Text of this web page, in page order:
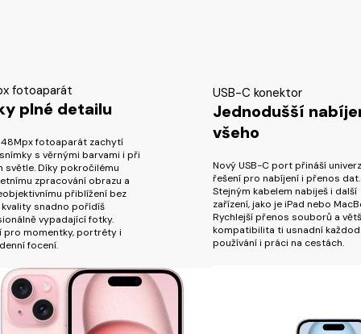
fotoaparát
plné detailu
48Mpx fotoaparát zachytí
s věrnými barvami i při
světle. Díky pokročilému
zpracování obrazu a
přiblížení bez
snadno pořídíš
vypadající fotky.
pro momentky, portréty i
focení.
USB-C konektor
Jednodušší
všeho
Nový USB-C port přináší
řešení pro nabíjení i přenos dat.
Stejným kabelem nabiješ i další
zařízení, jako je iPad nebo
Rychlejší přenos souborů a
kompatibilita ti usnadní
používání i práci na cestách.